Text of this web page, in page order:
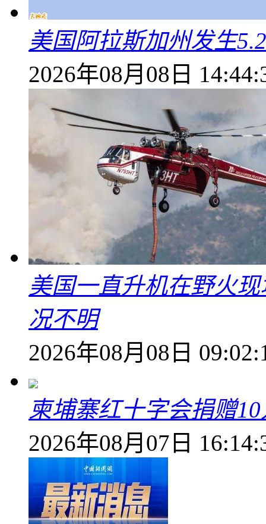
美国阿拉斯加州发生
2026年08月08日
美国一直升机在野火
况不明
2026年08月08日
柬埔寨红十字会捐赠
2026年08月07日